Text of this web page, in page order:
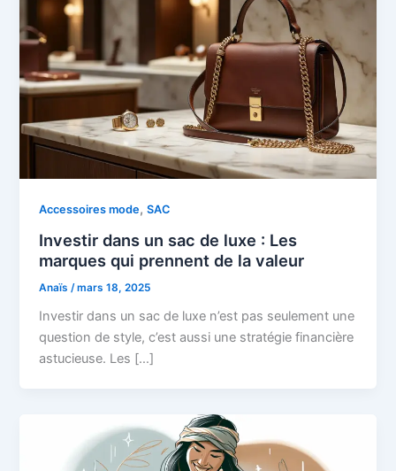
Accessoires mode,SAC
Investir dans un sac de luxe : Les
marques qui prennent de la valeur
Anaïs /mars 18, 2025
Investir dans un sac de luxe n’est pas seulement une
question de style, c’est aussi une stratégie financière
astucieuse. Les […]